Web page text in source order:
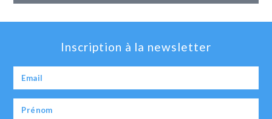
Inscription à la newsletter